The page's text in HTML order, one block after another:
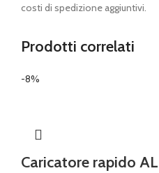
costi di spedizione aggiuntivi.
Prodotti correlati
-8%
Caricatore rapido